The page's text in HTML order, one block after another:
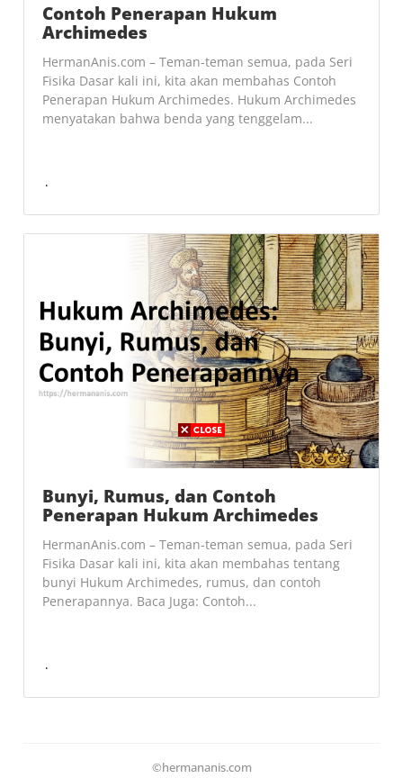
Contoh Penerapan Hukum
Archimedes
HermanAnis.com – Teman-teman semua, pada Seri
Fisika Dasar kali ini, kita akan membahas Contoh
Penerapan Hukum Archimedes. Hukum Archimedes
menyatakan bahwa benda yang tenggelam...
Bunyi, Rumus, dan Contoh
Penerapan Hukum Archimedes
HermanAnis.com – Teman-teman semua, pada Seri
Fisika Dasar kali ini, kita akan membahas tentang
bunyi Hukum Archimedes, rumus, dan contoh
Penerapannya. Baca Juga: Contoh...
©hermananis.com